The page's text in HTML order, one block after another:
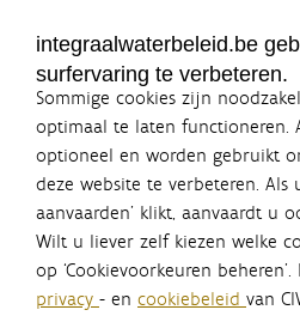
LOGIN VEREIST
integraalwaterbeleid.be
surfervaring te verbeteren.
Sommige cookies zijn
optimaal te laten functioneren.
optioneel en worden gebruikt
deze website te verbeteren. Als
aanvaarden’ klikt, aanvaardt u
Wilt u liever zelf kiezen welke
op ‘Cookievoorkeuren
privacy - en cookiebeleid van
Integraalwaterbeleid.be is
officiële website van de
overheid
uitgegeven door
Waterbeleid
De Coördinatiecommissie Integraal